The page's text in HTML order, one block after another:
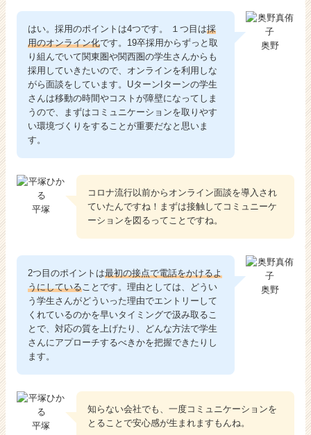
奥野
はい。採用のポイントは4つです。 １つ目は採
用のオンライン化です。19卒採用からずっと取
り組んでいて関東圏や関西圏の学生さんからも
採用していきたいので、オンラインを利用しな
がら面談をしています。UターンIターンの学生
さんは移動の時間やコストが障壁になってしま
うので、まずはコミュニケーションを取りやす
い環境づくりをすることが重要だなと思いま
す。
平塚
コロナ流行以前からオンライン面談を導入され
ていたんですね！まずは接触してコミュニーケ
ーションを図るってことですね。
奥野
2つ目のポイントは最初の接点で電話をかけるよ
うにしている ことです。理由としては、どうい
う学生さんがどういった理由でエントリーして
くれているのかを早いタイミングで汲み取るこ
とで、対応の質を上げたり、どんな方法で学生
さんにアプローチするべきかを把握できたりし
ます。
平塚
知らない会社でも、一度コミュニケーションを
とることで安心感が生まれますもんね。